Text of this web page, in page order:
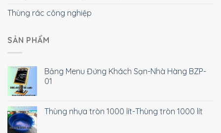
Thùng rác công nghiệp
SẢN PHẨM
Bảng Menu Đứng Khách Sạn-Nhà Hàng BZP-
01
Thùng nhựa tròn 1000 lít-Thùng tròn 1000 lít